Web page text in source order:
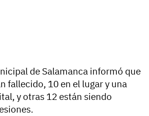
de Salamanca informó que
fallecido, 10 en el lugar y una
y otras 12 están siendo